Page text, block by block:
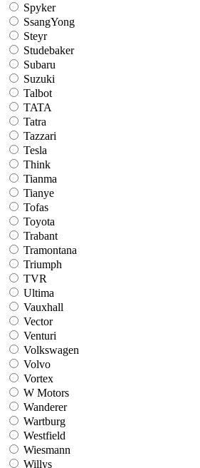
Spyker
SsangYong
Steyr
Studebaker
Subaru
Suzuki
Talbot
TATA
Tatra
Tazzari
Tesla
Think
Tianma
Tianye
Tofas
Toyota
Trabant
Tramontana
Triumph
TVR
Ultima
Vauxhall
Vector
Venturi
Volkswagen
Volvo
Vortex
W Motors
Wanderer
Wartburg
Westfield
Wiesmann
Willys